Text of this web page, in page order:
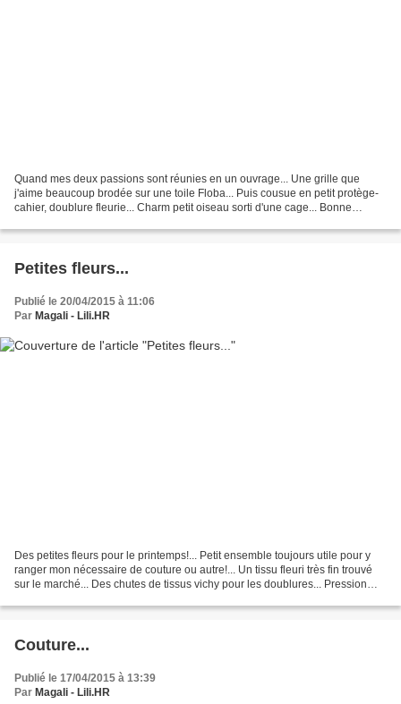
Quand mes deux passions sont réunies en un ouvrage... Une grille que
j'aime beaucoup brodée sur une toile Floba... Puis cousue en petit protège-
cahier, doublure fleurie... Charm petit oiseau sorti d'une cage... Bonne
Petites fleurs...
Publié le 20/04/2015 à 11:06
Par Magali - Lili.HR
Des petites fleurs pour le printemps!... Petit ensemble toujours utile pour y
ranger mon nécessaire de couture ou autre!... Un tissu fleuri très fin trouvé
sur le marché... Des chutes de tissus vichy pour les doublures... Pression
Couture...
Publié le 17/04/2015 à 13:39
Par Magali - Lili.HR